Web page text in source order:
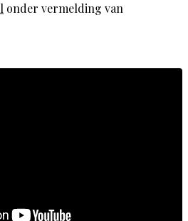
onder vermelding van